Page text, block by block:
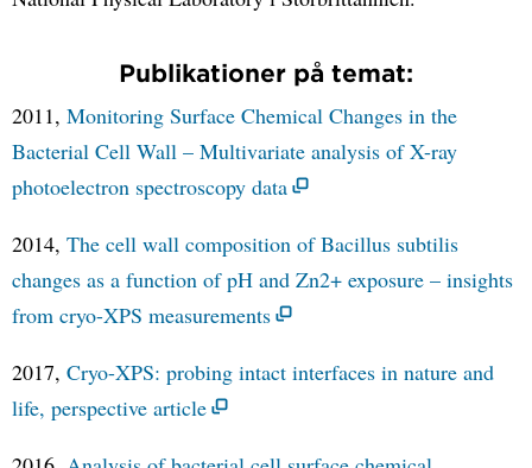
Publikationer på temat:
2011, Monitoring Surface Chemical Changes in the
Bacterial Cell Wall – Multivariate analysis of X-ray
photoelectron spectroscopy data
2014, The cell wall composition of Bacillus subtilis
changes as a function of pH and Zn2+ exposure – insights
from cryo-XPS measurements
2017, Cryo-XPS: probing intact interfaces in nature and
life, perspective article